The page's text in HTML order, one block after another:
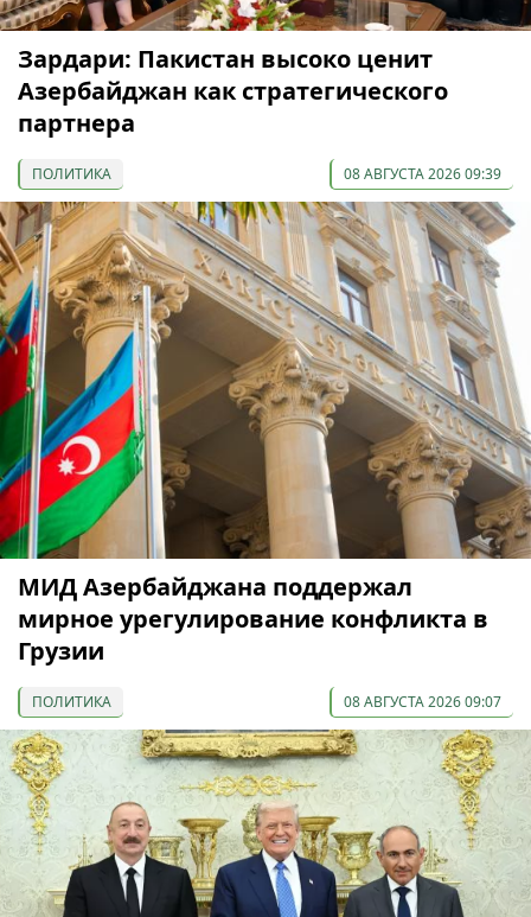
Зардари: Пакистан высоко ценит
Азербайджан как стратегического
партнера
ПОЛИТИКА 08 АВГУСТА 2026 09:39
МИД Азербайджана поддержал
мирное урегулирование конфликта в
Грузии
ПОЛИТИКА 08 АВГУСТА 2026 09:07